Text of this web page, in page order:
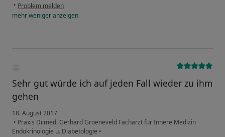
• Problem melden
mehrwenigeranzeigen
Sehr gut würde ich auf jeden Fall wieder zu ihm
gehen
18. August 2017
• Praxis Dr.med. Gerhard Groeneveld Facharzt für Innere Medizin
Endokrinologie u. Diabetologie •